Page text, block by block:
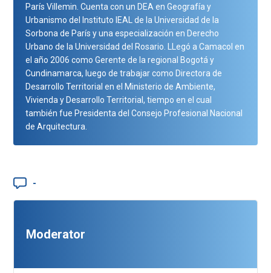
París Villemin. Cuenta con un DEA en Geografía y
Urbanismo del Instituto IEAL de la Universidad de la
Sorbona de París y una especialización en Derecho
Urbano de la Universidad del Rosario. LLegó a Camacol en
el año 2006 como Gerente de la regional Bogotá y
Cundinamarca, luego de trabajar como Directora de
Desarrollo Territorial en el Ministerio de Ambiente,
Vivienda y Desarrollo Territorial, tiempo en el cual
también fue Presidenta del Consejo Profesional Nacional
de Arquitectura.
-
Moderator